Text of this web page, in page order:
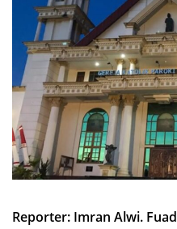
Reporter: Imran Alwi. Fuad